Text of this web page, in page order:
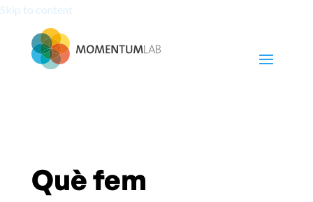
Skip to content
Què fem